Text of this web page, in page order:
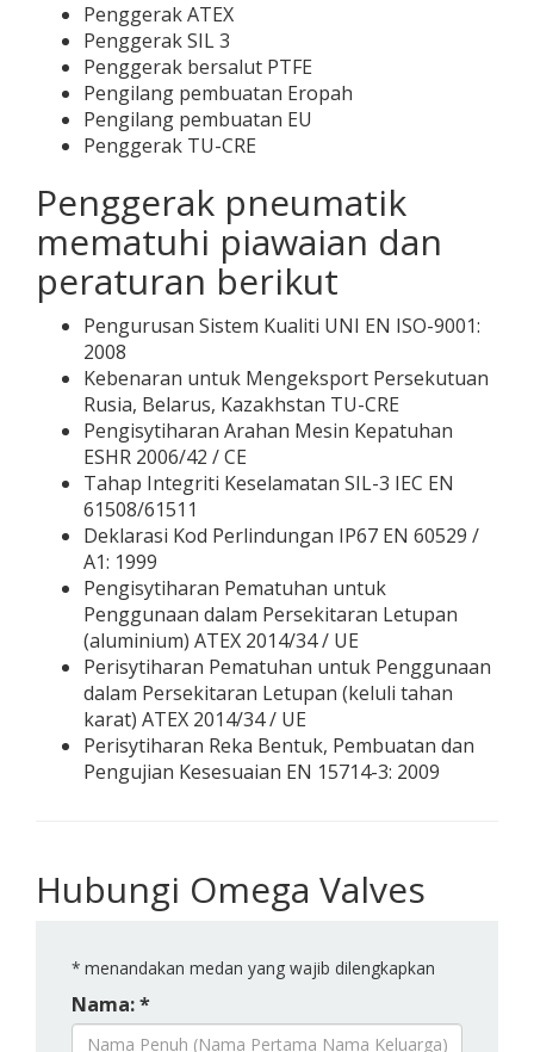
Penggerak ATEX
Penggerak SIL 3
Penggerak bersalut PTFE
Pengilang pembuatan Eropah
Pengilang pembuatan EU
Penggerak TU-CRE
Penggerak pneumatik
mematuhi piawaian dan
peraturan berikut
Pengurusan Sistem Kualiti UNI EN ISO-9001:
2008
Kebenaran untuk Mengeksport Persekutuan
Rusia, Belarus, Kazakhstan TU-CRE
Pengisytiharan Arahan Mesin Kepatuhan
ESHR 2006/42 / CE
Tahap Integriti Keselamatan SIL-3 IEC EN
61508/61511
Deklarasi Kod Perlindungan IP67 EN 60529 /
A1: 1999
Pengisytiharan Pematuhan untuk
Penggunaan dalam Persekitaran Letupan
(aluminium) ATEX 2014/34 / UE
Perisytiharan Pematuhan untuk Penggunaan
dalam Persekitaran Letupan (keluli tahan
karat) ATEX 2014/34 / UE
Perisytiharan Reka Bentuk, Pembuatan dan
Pengujian Kesesuaian EN 15714-3: 2009
Hubungi Omega Valves
* menandakan medan yang wajib dilengkapkan
Nama: *